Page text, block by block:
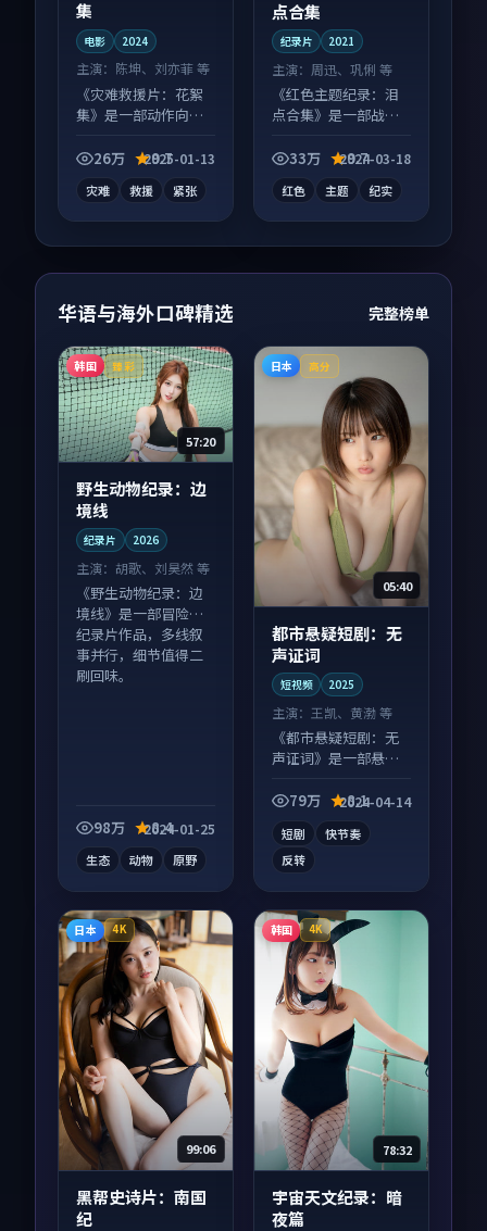
集
电影 2024
主演： 陈坤、刘亦菲 等
《灾难救援片：花絮
集》是一部动作向电
息量大，适合沉浸式
26万 9.7
2025-01-13
灾难 救援 紧张
点合集
纪录片 2021
主演： 周迅、巩俐 等
《红色主题纪录：泪
点合集》是一部战争
持续发酵，适合周末
33万 9.7
2024-03-18
红色 主题 纪实
华语与海外口碑精选 完整榜单
韩国 臻彩
57:20
野生动物纪录：边
境线
纪录片 2026
主演： 胡歌、刘昊然 等
《野生动物纪录：边
境线》是一部冒险向
纪录片作品，多线叙
事并行，细节值得二
刷回味。
98万 8.4
2024-01-25
生态 动物 原野
日本 高分
05:40
都市悬疑短剧：无
声证词
短视频 2025
主演： 王凯、黄渤 等
《都市悬疑短剧：无
声证词》是一部悬疑
元素齐全，观感爽快
79万 8.1
2024-04-14
短剧
快节奏
反转
日本 4K
99:06
黑帮史诗片：南国
纪
韩国 4K
78:32
宇宙天文纪录：暗
夜篇